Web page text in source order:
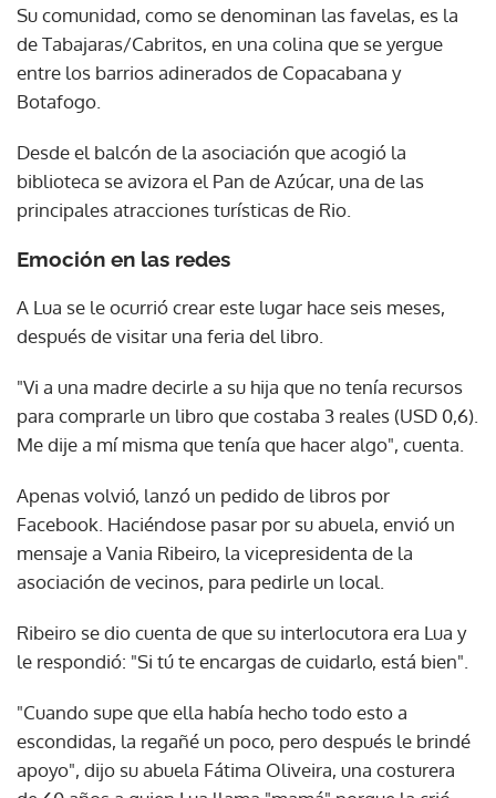
Su comunidad, como se denominan las favelas, es la
de Tabajaras/Cabritos, en una colina que se yergue
entre los barrios adinerados de Copacabana y
Botafogo.
Desde el balcón de la asociación que acogió la
biblioteca se avizora el Pan de Azúcar, una de las
principales atracciones turísticas de Rio.
Emoción en las redes
A Lua se le ocurrió crear este lugar hace seis meses,
después de visitar una feria del libro.
"Vi a una madre decirle a su hija que no tenía recursos
para comprarle un libro que costaba 3 reales (USD 0,6).
Me dije a mí misma que tenía que hacer algo", cuenta.
Apenas volvió, lanzó un pedido de libros por
Facebook. Haciéndose pasar por su abuela, envió un
mensaje a Vania Ribeiro, la vicepresidenta de la
asociación de vecinos, para pedirle un local.
Ribeiro se dio cuenta de que su interlocutora era Lua y
le respondió: "Si tú te encargas de cuidarlo, está bien".
"Cuando supe que ella había hecho todo esto a
escondidas, la regañé un poco, pero después le brindé
apoyo", dijo su abuela Fátima Oliveira, una costurera